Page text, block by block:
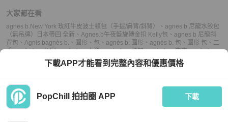
大家都在看
agnes b.New York 玫紅牛皮波士頓包（手提/肩背/斜背） 、 agnes b 尼龍水餃包
（無吊牌）日本帶回 全新 、 Agnes.b午夜藍旋轉金扣 Kelly包 、 agnes b 尼龍斜
背包 、 Agnis bagnès b. 、 圓形 、 包 、 agnès b. 圓形 、 agnès b. 包 、 圓形 包 、 二
手 agnès b.、便宜 agnès b.、小資 agnès b.、熱門 agnès b.、中古 agnès b.、
、二手 圓形、 便宜 圓形、小資 圓形、熱門 圓形、中古 圓形
二手 包 、便宜 包 、 小資 包、熱門 包、中古 包、推薦 包
下載APP才能看到完整內容和優惠價格
PopChill 拍拍圈 APP 下載